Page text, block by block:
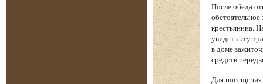
После обеда
крестьянина.
увидеть эту
в доме
средств
Для посещения